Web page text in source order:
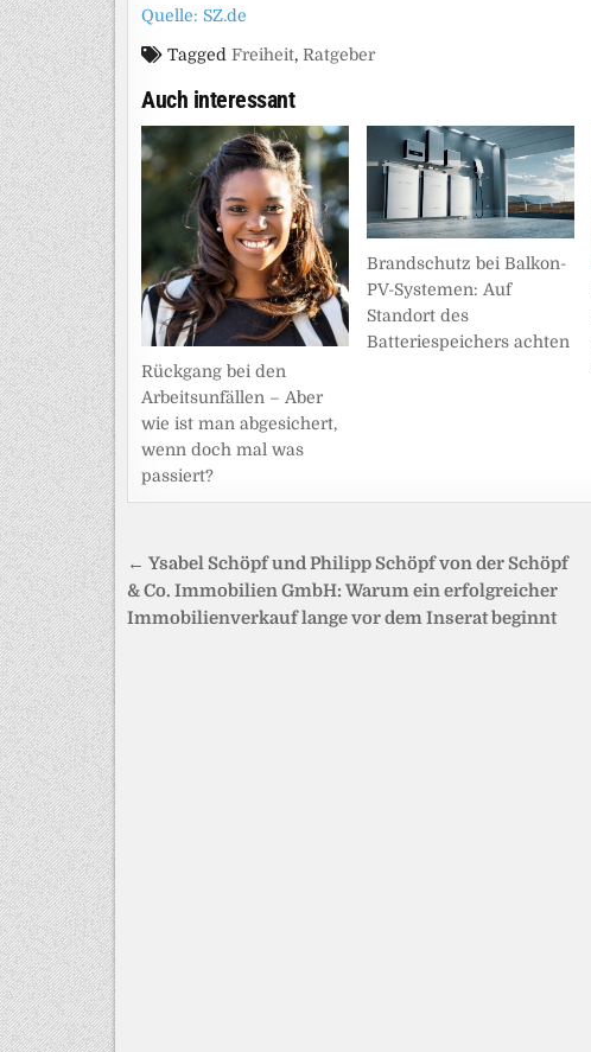
Quelle: SZ.de
Tagged Freiheit, Ratgeber
Auch interessant
Rückgang bei den
Arbeitsunfällen – Aber
wie ist man abgesichert,
wenn doch mal was
passiert?
Brandschutz bei Balkon-
PV-Systemen: Auf
Standort des
Batteriespeichers achten
Beitragsnavigation
← Ysabel Schöpf und Philipp Schöpf von der Schöpf
& Co. Immobilien GmbH: Warum ein erfolgreicher
Immobilienverkauf lange vor dem Inserat beginnt